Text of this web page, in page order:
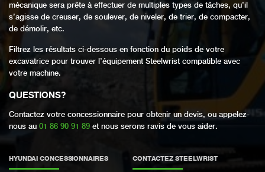
mécanique sera prête à effectuer de multiples types de tâches, qu’il
s’agisse de creuser, de soulever, de niveler, de trier, de compacter,
de démolir, etc.
Filtrez les résultats ci-dessous en fonction du poids de votre
excavatrice pour trouver l’équipement Steelwrist compatible avec
votre machine.
QUESTIONS?
Contactez votre concessionnaire pour obtenir un devis, ou appelez-
nous au 01 86 90 91 89 et nous serons ravis de vous aider.
HYUNDAI CONCESSIONNAIRES CONTACTEZ STEELWRIST